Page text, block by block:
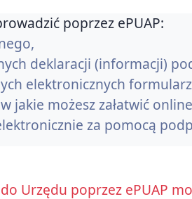
poprzez ePUAP:
deklaracji (informacji)
elektronicznych
jakie możesz załatwić online
za pomocą
Urzędu poprzez ePUAP